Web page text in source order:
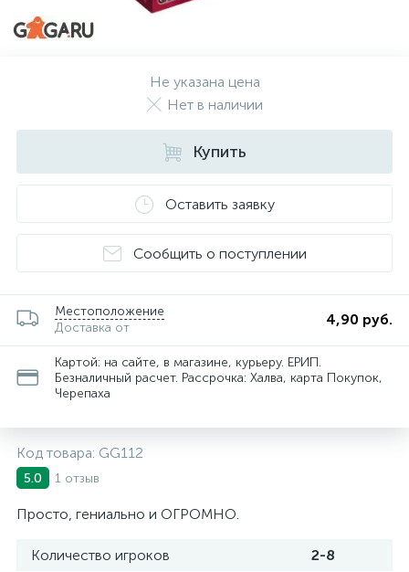
Не указана цена
Нет в наличии
Купить
Оставить заявку
Сообщить о поступлении
Местоположение
Доставка от
4,90 руб.
Картой: на сайте, в магазине, курьеру. ЕРИП.
Безналичный расчет. Рассрочка: Халва, карта Покупок,
Черепаха
Код товара: GG112
5.0 1 отзыв
Просто, гениально и ОГРОМНО.
Количество игроков
2-8